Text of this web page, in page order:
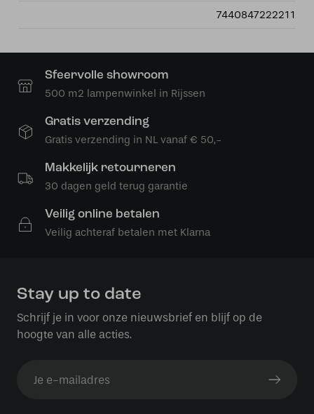
7440847222211
Sfeervolle showroom
500 m2 lampenwinkel in Rijssen
Gratis verzending
Gratis verzending in NL vanaf € 50,-
Makkelijk retourneren
30 dagen geld terug garantie
Veilig online betalen
Veilig achteraf betalen met Klarna
Stay up to date
Schrijf je in voor onze nieuwsbrief en blijf op de
hoogte van alle acties.